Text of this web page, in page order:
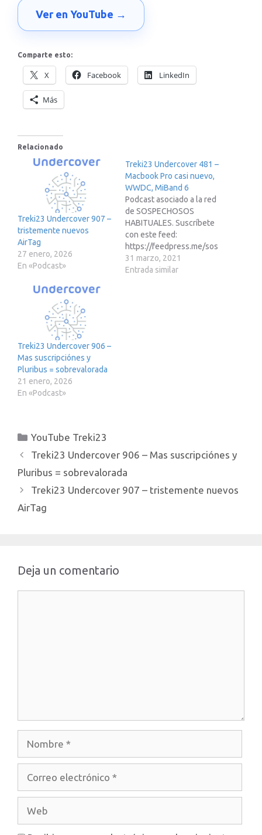
Ver en YouTube →
Comparte esto:
X Facebook LinkedIn
Más
Relacionado
Treki23 Undercover 907 –
tristemente nuevos
AirTag
27 enero, 2026
En «Podcast»
Treki23 Undercover 481 –
Macbook Pro casi nuevo,
WWDC, MiBand 6
Podcast asociado a la red
de SOSPECHOSOS
HABITUALES. Suscríbete
con este feed:
https://feedpress.me/sos
pechososhabitualesEnlac
e a video sobre macs:
31 marzo, 2021
Entrada similar
Treki23 Undercover 906 –
Mas suscripciónes y
Pluribus = sobrevalorada
21 enero, 2026
En «Podcast»
Categorías
YouTube Treki23
Treki23 Undercover 906 – Mas suscripciónes y
Pluribus = sobrevalorada
Treki23 Undercover 907 – tristemente nuevos
AirTag
Deja un comentario